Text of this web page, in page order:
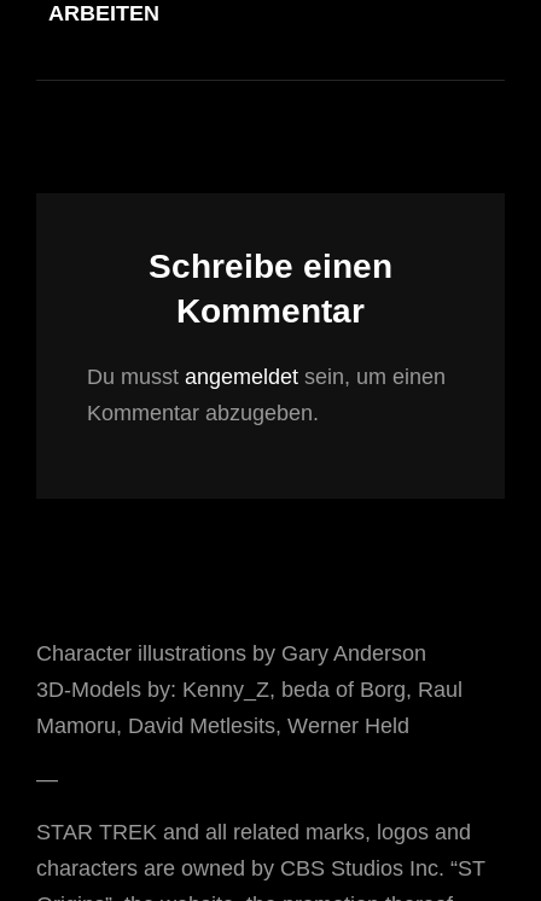
ARBEITEN
Schreibe einen
Kommentar
Du musst angemeldet sein, um einen
Kommentar abzugeben.
Character illustrations by Gary Anderson
3D-Models by: Kenny_Z, beda of Borg, Raul
Mamoru, David Metlesits, Werner Held
—
STAR TREK and all related marks, logos and
characters are owned by CBS Studios Inc. “ST